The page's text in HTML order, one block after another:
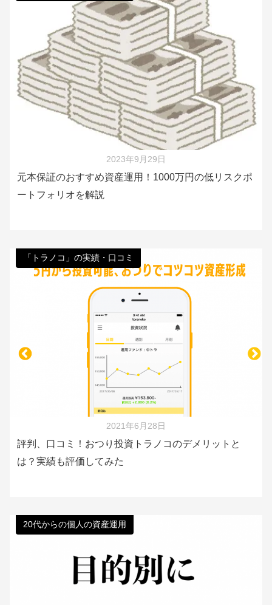
2023年9月29日
元本保証のおすすめ資産運用！1000万円の低リスクポ
ートフォリオを解説
「トラノコ」の実績・口コミ
2021年6月28日
評判、口コミ！おつり投資トラノコのデメリットと
は？実績も評価してみた
20代からの個人の資産運用